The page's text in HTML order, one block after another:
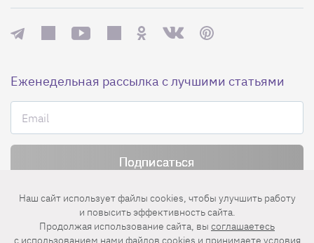
Еженедельная рассылка с лучшими статьями
Нажимая на кнопку «Подписаться», вы принимаете условия
пользовательского соглашения
политики конфиденциальности
и
правила рассылок
Наш сайт использует файлы cookies, чтобы улучшить работу
и повысить эффективность сайта.
Продолжая использование сайта, вы соглашаетесь
c использованием нами файлов cookies и принимаете условия